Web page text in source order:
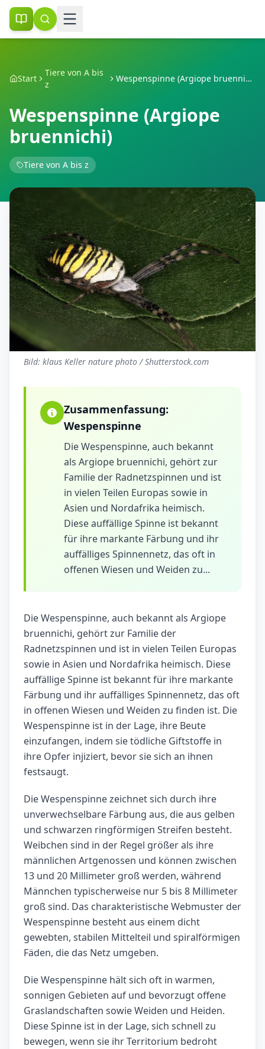
Start
Tiere von A bis
z
Wespenspinne (Argiope bruennichi)
Wespenspinne (Argiope
bruennichi)
Tiere von A bis z
Bild: klaus Keller nature photo / Shutterstock.com
Zusammenfassung:
Wespenspinne
Die Wespenspinne, auch bekannt
als Argiope bruennichi, gehört zur
Familie der Radnetzspinnen und ist
in vielen Teilen Europas sowie in
Asien und Nordafrika heimisch.
Diese auffällige Spinne ist bekannt
für ihre markante Färbung und ihr
auffälliges Spinnennetz, das oft in
offenen Wiesen und Weiden zu...
Die Wespenspinne, auch bekannt als Argiope
bruennichi, gehört zur Familie der
Radnetzspinnen und ist in vielen Teilen Europas
sowie in Asien und Nordafrika heimisch. Diese
auffällige Spinne ist bekannt für ihre markante
Färbung und ihr auffälliges Spinnennetz, das oft
in offenen Wiesen und Weiden zu finden ist. Die
Wespenspinne ist in der Lage, ihre Beute
einzufangen, indem sie tödliche Giftstoffe in
ihre Opfer injiziert, bevor sie sich an ihnen
festsaugt.
Die Wespenspinne zeichnet sich durch ihre
unverwechselbare Färbung aus, die aus gelben
und schwarzen ringförmigen Streifen besteht.
Weibchen sind in der Regel größer als ihre
männlichen Artgenossen und können zwischen
13 und 20 Millimeter groß werden, während
Männchen typischerweise nur 5 bis 8 Millimeter
groß sind. Das charakteristische Webmuster der
Wespenspinne besteht aus einem dicht
gewebten, stabilen Mittelteil und spiralförmigen
Fäden, die das Netz umgeben.
Die Wespenspinne hält sich oft in warmen,
sonnigen Gebieten auf und bevorzugt offene
Graslandschaften sowie Weiden und Heiden.
Diese Spinne ist in der Lage, sich schnell zu
bewegen, wenn sie ihr Territorium bedroht